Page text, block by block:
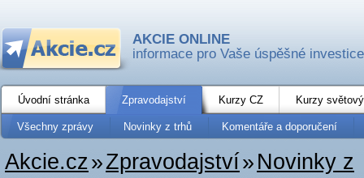
AKCIE ONLINE
informace pro Vaše úspěšné investice
Úvodní stránka Zpravodajství Kurzy CZ Kurzy
Všechny zprávy Novinky z trhů Komentáře a doporučení
Akcie.cz»Zpravodajství» Novinky z